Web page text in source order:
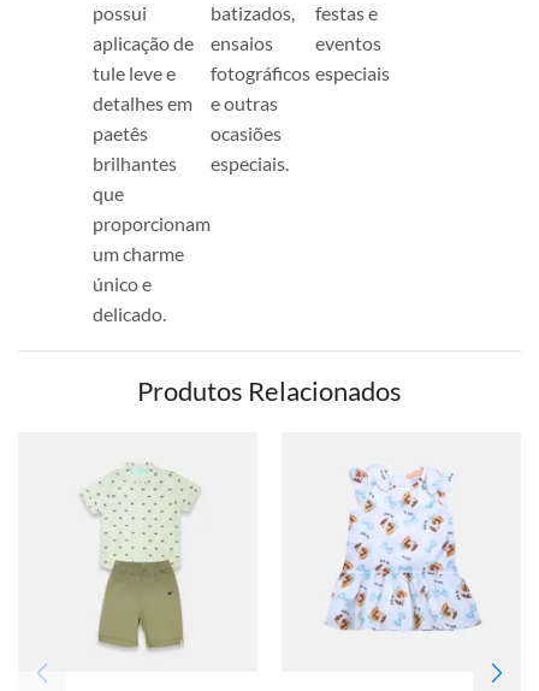
possui
aplicação de
tule leve e
detalhes em
paetês
brilhantes
que
proporcionam
um charme
único e
delicado.
batizados,
ensaios
fotográficos
e outras
ocasiões
especiais.
festas e
eventos
especiais
Produtos Relacionados